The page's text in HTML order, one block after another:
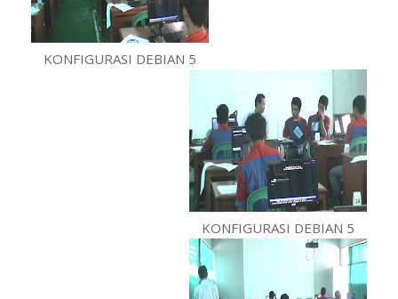
KONFIGURASI DEBIAN 5
KONFIGURASI DEBIAN 5